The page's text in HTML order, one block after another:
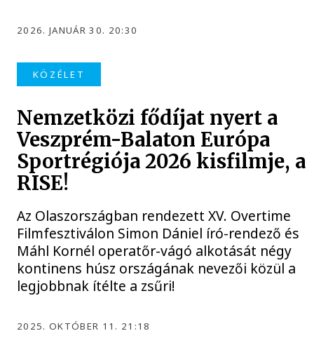
2026. JANUÁR 30. 20:30
KÖZÉLET
Nemzetközi fődíjat nyert a
Veszprém-Balaton Európa
Sportrégiója 2026 kisfilmje, a
RISE!
Az Olaszországban rendezett XV. Overtime
Filmfesztiválon Simon Dániel író-rendező és
Máhl Kornél operatőr-vágó alkotását négy
kontinens húsz országának nevezői közül a
legjobbnak ítélte a zsűri!
2025. OKTÓBER 11. 21:18